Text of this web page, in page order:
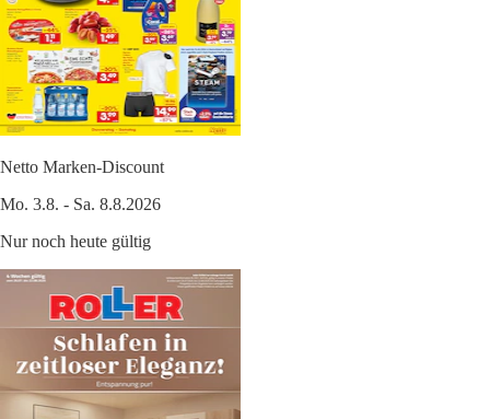
Netto Marken-Discount
Mo. 3.8. - Sa. 8.8.2026
Nur noch heute gültig